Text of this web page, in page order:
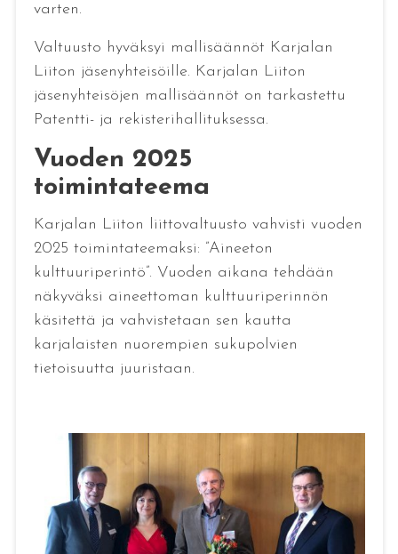
varten.
Valtuusto hyväksyi mallisäännöt Karjalan
Liiton jäsenyhteisöille. Karjalan Liiton
jäsenyhteisöjen mallisäännöt on tarkastettu
Patentti- ja rekisterihallituksessa.
Vuoden 2025
toimintateema
Karjalan Liiton liittovaltuusto vahvisti vuoden
2025 toimintateemaksi: ”Aineeton
kulttuuriperintö”. Vuoden aikana tehdään
näkyväksi aineettoman kulttuuriperinnön
käsitettä ja vahvistetaan sen kautta
karjalaisten nuorempien sukupolvien
tietoisuutta juuristaan.